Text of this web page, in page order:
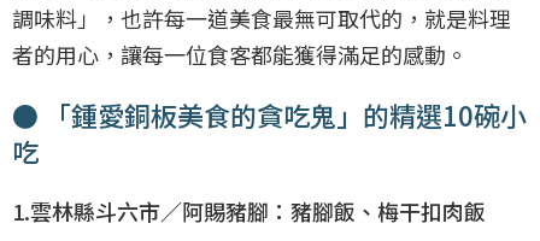
調味料」，也許每一道美食最無可取代的，就是料理
者的用心，讓每一位食客都能獲得滿足的感動。
● 「鍾愛銅板美食的貪吃鬼」的精選10碗小
吃
1.雲林縣斗六市／阿賜豬腳：豬腳飯、梅干扣肉飯